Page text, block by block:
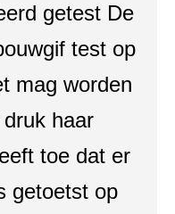
getest De
test op
mag worden
haar
toe dat er
getoetst op